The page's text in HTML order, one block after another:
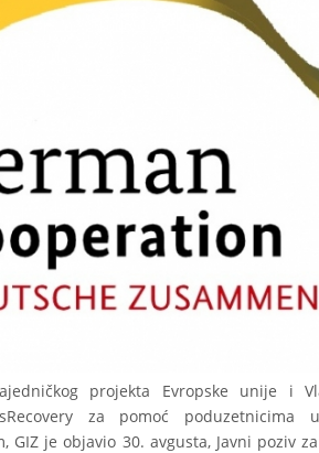
projekta Evropske unije i
za pomoć
GIZ je objavio 30. avgusta, Javni poziv